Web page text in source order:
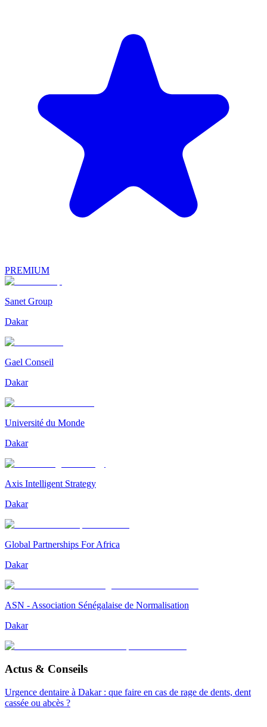
PREMIUM
Sanet Group
Dakar
Gael Conseil
Dakar
Université du Monde
Dakar
Axis Intelligent Strategy
Dakar
Global Partnerships For Africa
Dakar
ASN - Association Sénégalaise de Normalisation
Dakar
Actus & Conseils
Urgence dentaire à Dakar : que faire en cas de rage de dents, dent
cassée ou abcès ?